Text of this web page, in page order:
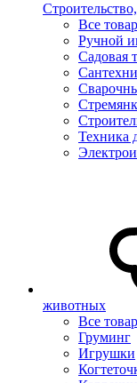
Все
Ручной
Садовая
Техника
животных
Все
Груминг
Игрушки